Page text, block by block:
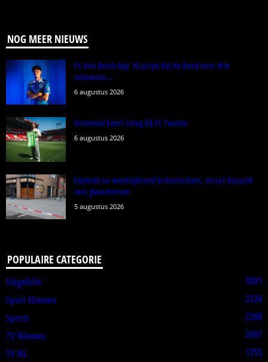
NOG MEER NIEUWS
FC Den Bosch legt 16-jarige Kai de Rooij voor drie
seizoenen...
6 augustus 2026
Drommel keert terug bij FC Twente
6 augustus 2026
Explosie na woningbrand in Rotterdam, straat bezaaid
met glasscherven
5 augustus 2026
POPULAIRE CATEGORIE
Uitgelicht
5001
Sport Nieuws
2324
Sports
2208
TV Nieuws
2097
TV NL
1755